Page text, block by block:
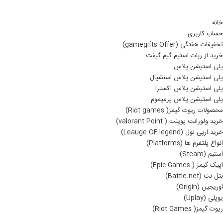
خانه
حساب کاربری
تخفیفات هفتگی (gamegifts Offer)
خرید از ربات استیم گیم گیفت
پلی استیشن پلاس
پلی استیشن پلاس اسنشیال
پلی استیشن پلاس اکسترا
پلی استیشن پلاس پرمیموم
محصولات ریوت گیمز( Riot games)
خرید ولورانت پوینت ( valorant Point)
خرید ارپی لول (Leauge OF legend)
انواع پلتفرم ها (Platforms)
استیم (Steam)
اپیک گیمز ( Epic Games)
بتل.نت (Battle.net)
اوریجین (Origin)
یوپلی (Uplay)
ریوت گیمز( Riot Games)